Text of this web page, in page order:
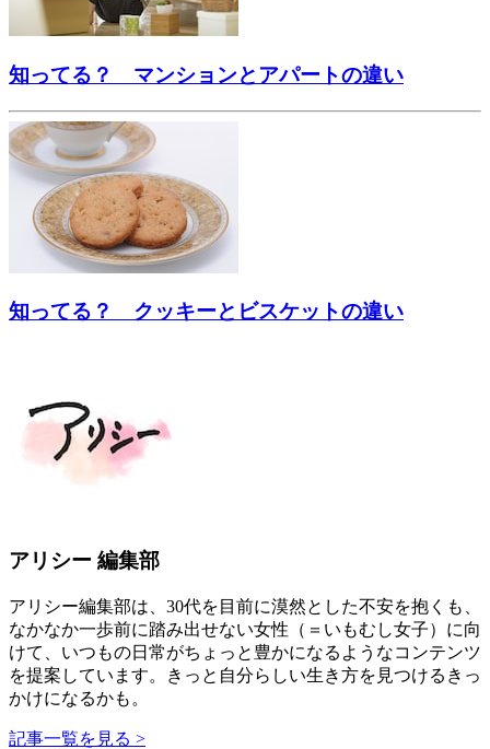
知ってる？ マンションとアパートの違い
知ってる？ クッキーとビスケットの違い
アリシー 編集部
アリシー編集部は、30代を目前に漠然とした不安を抱くも、
なかなか一歩前に踏み出せない女性（＝いもむし女子）に向
けて、いつもの日常がちょっと豊かになるようなコンテンツ
を提案しています。きっと自分らしい生き方を見つけるきっ
かけになるかも。
記事一覧を見る >